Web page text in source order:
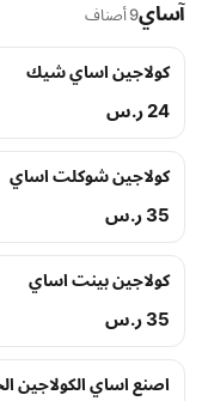
آساي9 أصناف
كولاجين اساي شيك
24 ر.س
كولاجين شوكلت اساي
35 ر.س
كولاجين بينت اساي
35 ر.س
اصنع اساي الكولاجين